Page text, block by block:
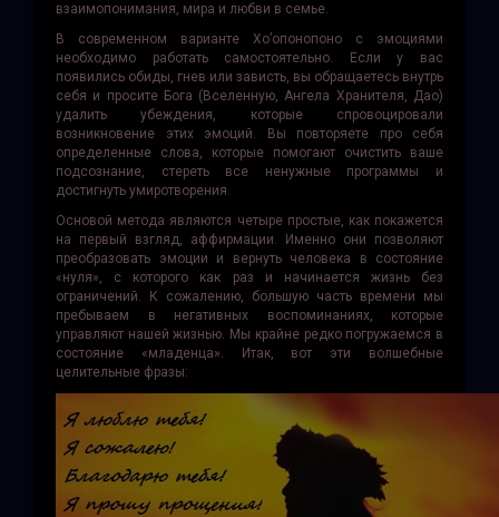
взаимопонимания, мира и любви в семье.
В современном варианте Хо’опонопоно с эмоциями
необходимо работать самостоятельно. Если у вас
появились обиды, гнев или зависть, вы обращаетесь внутрь
себя и просите Бога (Вселенную, Ангела Хранителя, Дао)
удалить убеждения, которые спровоцировали
возникновение этих эмоций. Вы повторяете про себя
определенные слова, которые помогают очистить ваше
подсознание, стереть все ненужные программы и
достигнуть умиротворения.
Основой метода являются четыре простые, как покажется
на первый взгляд, аффирмации. Именно они позволяют
преобразовать эмоции и вернуть человека в состояние
«нуля», с которого как раз и начинается жизнь без
ограничений. К сожалению, большую часть времени мы
пребываем в негативных воспоминаниях, которые
управляют нашей жизнью. Мы крайне редко погружаемся в
состояние «младенца». Итак, вот эти волшебные
целительные фразы: